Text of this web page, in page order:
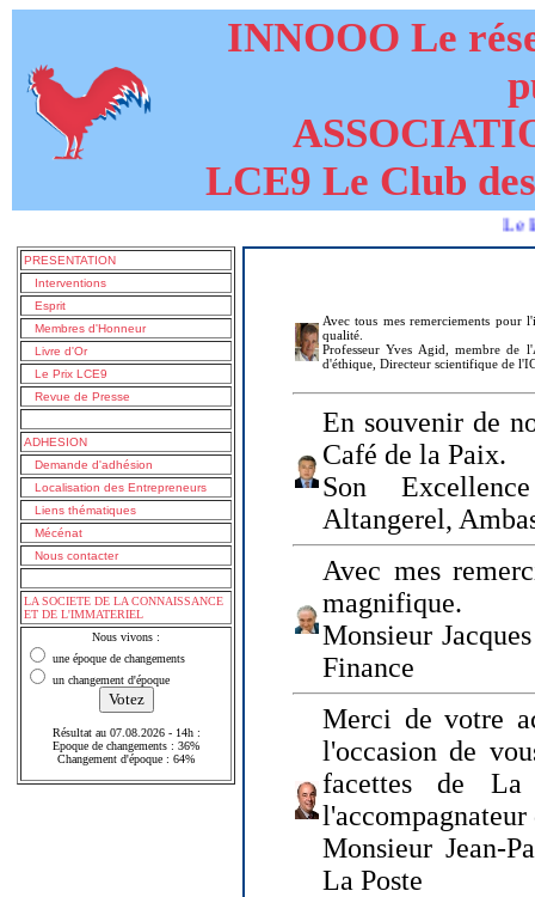
INNOOO Le
LCE9 Le Club
Le livre de
PRESENTATION
Interventions
Esprit
Membres d'Honneur
Livre d'Or
Le Prix LCE9
Revue de Presse
ADHESION
Demande d'adhésion
Localisation des Entrepreneurs
Liens thématiques
Mécénat
Nous contacter
LA SOCIETE DE LA CONNAISSANCE
ET DE L'IMMATERIEL
Nous vivons :
une époque de changements
un changement d'époque
Résultat au 07.08.2026 - 14h :
Epoque de changements : 36%
Changement d'époque : 64%
Avec tous mes remerciements pour
qualité.
Professeur Yves Agid, membre de
d'éthique, Directeur scientifique de
En souvenir de
Café de la Paix.
Son
Altangerel,
Avec mes
magnifique.
Monsieur
Finance
Merci de votre
l'occasion de
facettes de
Monsieur Jean-
La Poste